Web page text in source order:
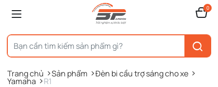
0
Trang chủ Sản phẩm Đèn bi cầu trợ sáng cho xe
Yamaha
R1